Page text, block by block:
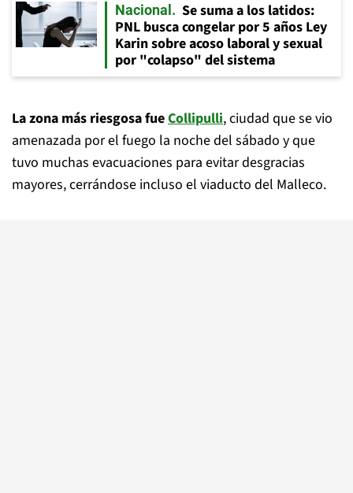
Nacional
Se suma a los latidos:
PNL busca congelar por 5 años Ley
Karin sobre acoso laboral y sexual
por "colapso" del sistema
La zona más riesgosa fueCollipulli, ciudad que se vio
amenazada por el fuego la noche del sábado y que
tuvo muchas evacuaciones para evitar desgracias
mayores, cerrándose incluso el viaducto del Malleco.